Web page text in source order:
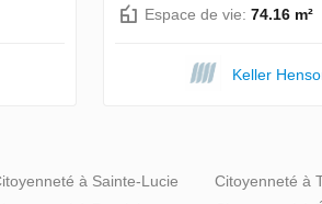
Espace de vie: 74.16 m²
Keller
à Sainte-Lucie
Citoyenneté à